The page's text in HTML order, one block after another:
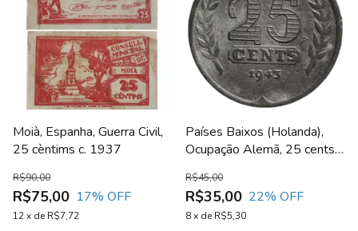
Moià, Espanha, Guerra Civil,
25 cèntims c. 1937
R$75,00
R$90,00
17% OFF
12x de R$7,72
Países Baixos (Holanda),
Ocupação Alemã, 25 cents
KM# 174
R$35,00
R$45,00
22% OFF
8x de R$5,30